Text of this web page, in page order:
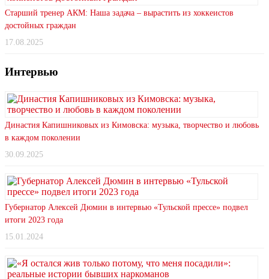
Старший тренер АКМ: Наша задача – вырастить из хоккеистов
достойных граждан
17.08.2025
Интервью
Династия Капишниковых из Кимовска: музыка, творчество и любовь
в каждом поколении
30.09.2025
Губернатор Алексей Дюмин в интервью «Тульской прессе» подвел
итоги 2023 года
15.01.2024